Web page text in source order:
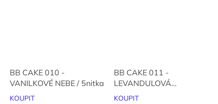
BB CAKE 010 -
VANILKOVÉ NEBE / 5nitka
KOUPIT
BB CAKE 011 -
LEVANDULOVÁ
ZMRZLINA / 5nitka
KOUPIT